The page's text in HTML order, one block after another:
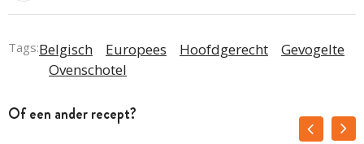
Tags:Belgisch Europees Hoofdgerecht
Gevogelte
Ovenschotel
Of een ander recept?